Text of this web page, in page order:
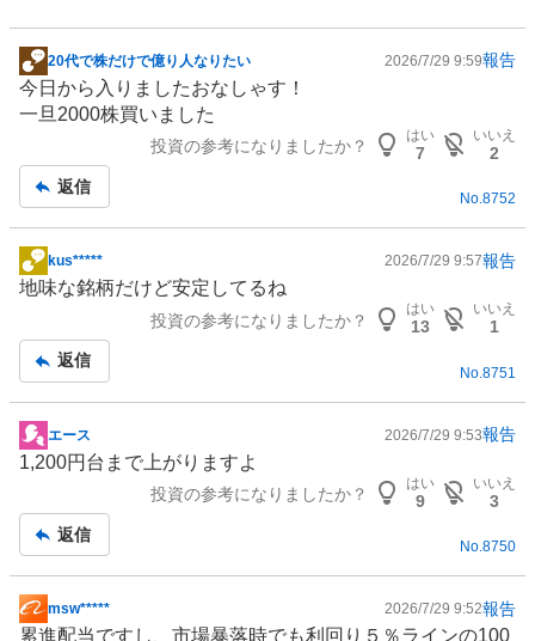
掲
示
20代で株だけで億り人なりたい 2026/7/29 9:59報告
今日から入りましたおなしゃす！
一旦2000株買いました
投資の参考になりましたか？
はい
7
いいえ
2
返信
No.8752
掲
示
事
kus***** 2026/7/29 9:57報告
地味な銘柄だけど安定してるね
投資の参考になりましたか？
はい
13
いいえ
1
返信
No. 8751
掲
示
事
エース 2026/7/29 9:53報告
1,200円台まで上がりますよ
投資の参考になりましたか？
はい
9
いいえ
3
返信
No.8750
掲
msw***** 2026/7/29 9:52報告
累進配当ですし、市場暴落時でも利回り５％ラインの100